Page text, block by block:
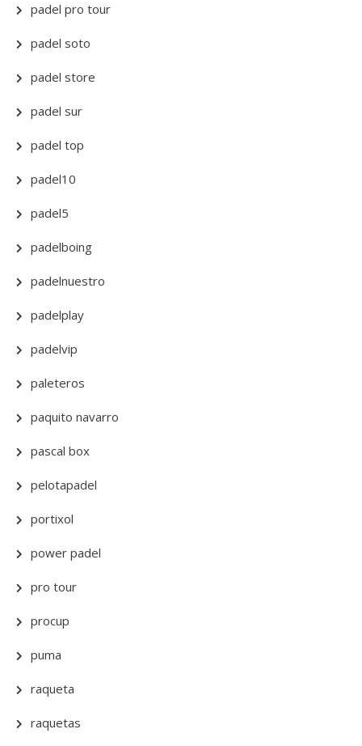
padel pro tour
padel soto
padel store
padel sur
padel top
padel10
padel5
padelboing
padelnuestro
padelplay
padelvip
paleteros
paquito navarro
pascal box
pelotapadel
portixol
power padel
pro tour
procup
puma
raqueta
raquetas